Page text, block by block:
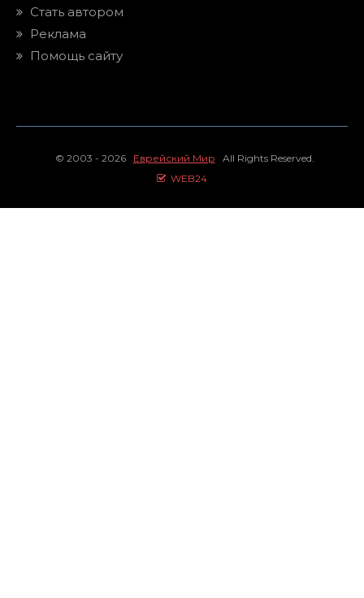
Стать автором
Реклама
Помощь сайту
© 2003 - 2026 Еврейский Мир All Rights Reserved.
WEB24